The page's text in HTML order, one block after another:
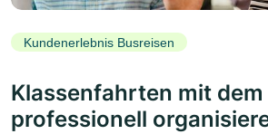
Kundenerlebnis Busreisen
Klassenfahrten mit dem
professionell